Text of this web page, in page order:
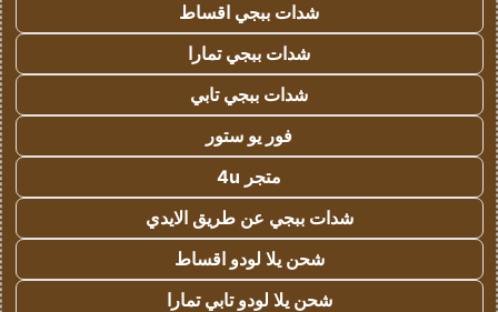
شدات ببجي اقساط
شدات ببجي تمارا
شدات ببجي تابي
فور يو ستور
متجر 4u
شدات ببجي عن طريق الايدي
شحن يلا لودو اقساط
شحن يلا لودو تابي تمارا